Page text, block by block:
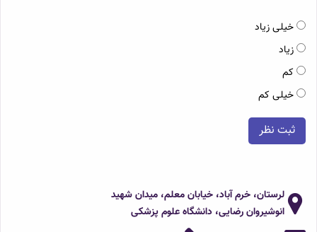
خیلی زیاد
زیاد
کم
خیلی کم
ثبت نظر
لرستان، خرم آباد، خیابان معلم، میدان شهید
انوشیروان رضایی، دانشگاه علوم پزشکی